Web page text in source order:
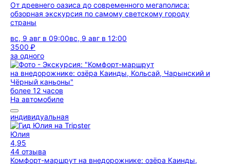
От древнего оазиса до современного мегаполиса:
обзорная экскурсия по самому светскому городу
страны
вс, 9 авг в 09:00вс, 9 авг в 12:00
3500 ₽
за одного
более 12 часов
На автомобиле
индивидуальная
Юлия
4,95
44 отзыва
Комфорт-маршрут на внедорожнике: озёра Каинды,